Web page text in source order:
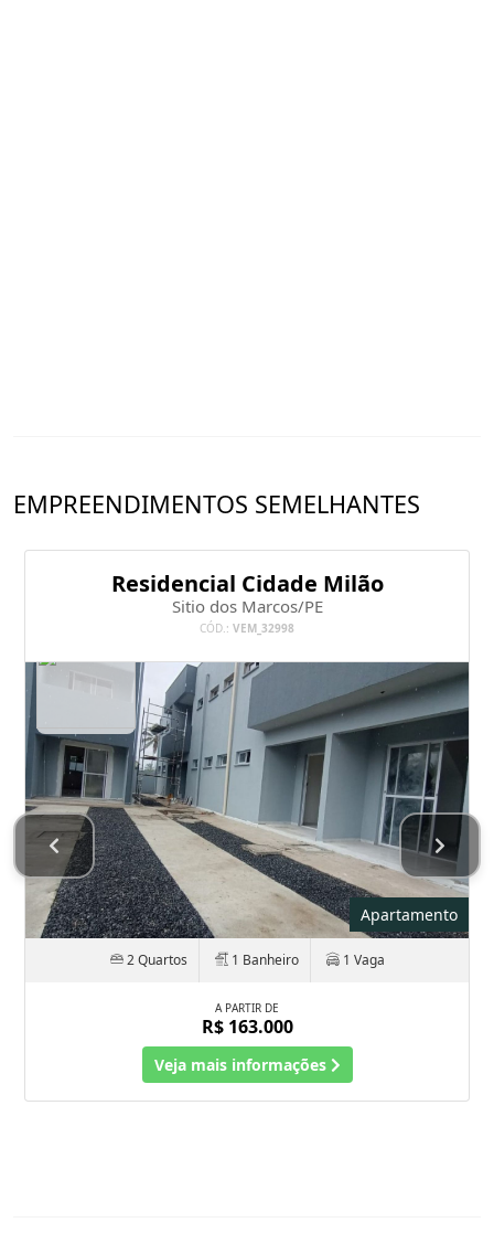
EMPREENDIMENTOS SEMELHANTES
Residencial Cidade Milão
Sitio dos Marcos/PE
CÓD.: VEM_32998
Apartamento
2 Quartos 1 Banheiro 1 Vaga
A PARTIR DE
R$ 163.000
Veja mais informações